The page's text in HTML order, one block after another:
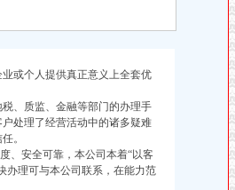
或个人提供真正意义上全套优
、质监、金融等部门的办理手
处理了经营活动中的诸多疑难
。
、安全可靠，本公司本着“以客
办理可与本公司联系，在能力范